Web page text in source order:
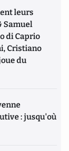
leurs
Samuel
di Caprio
Cristiano
du
: jusqu'où